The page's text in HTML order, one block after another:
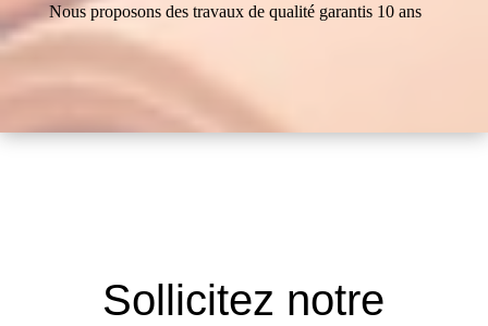
Nous proposons des travaux de qualité garantis 10 ans
Sollicitez notre